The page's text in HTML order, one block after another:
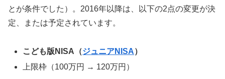
とが条件でした）。2016年以降は、以下の2点の変更が決
定、または予定されています。
こども版NISA（ジュニアNISA）
上限枠（100万円 → 120万円）